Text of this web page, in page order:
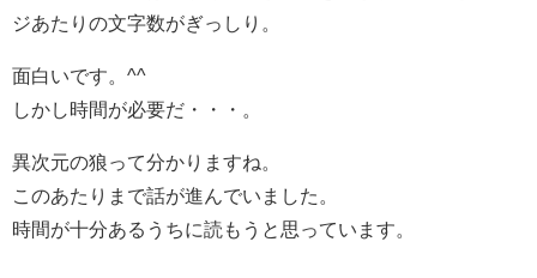
ジあたりの文字数がぎっしり。
面白いです。^^
しかし時間が必要だ・・・。
異次元の狼って分かりますね。
このあたりまで話が進んでいました。
時間が十分あるうちに読もうと思っています。